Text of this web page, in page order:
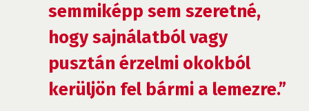
semmiképp sem szeretné,
hogy sajnálatból vagy
pusztán érzelmi okokból
kerüljön fel bármi a lemezre.”